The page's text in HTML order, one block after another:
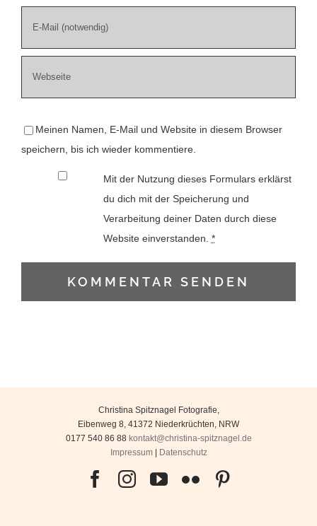
Meinen Namen, E-Mail und Website in diesem Browser
speichern, bis ich wieder kommentiere.
Mit der Nutzung dieses Formulars erklärst
du dich mit der Speicherung und
Verarbeitung deiner Daten durch diese
Website einverstanden. *
Christina Spitznagel Fotografie
Eibenweg 8 41372 Niederkrüchten NRW
0177 540 86 88 kontakt@christina-spitznagel.de
Impressum| Datenschutz
Facebook
InstagramYouTube
Flickr